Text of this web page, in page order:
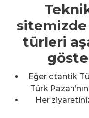
sitemizde
türleri
Eğer otantik
Türk
Her